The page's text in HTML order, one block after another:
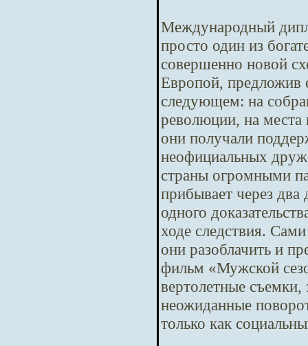
Международный
просто один из
совершенно новой
Европой, предложив
следующем: на
революции, на места
они получали
неофициальных
страны огромными
прибывает через
одного
ходе следствия.
они разоблачить и
фильм «Мужской
вертолетные
неожиданные
только как